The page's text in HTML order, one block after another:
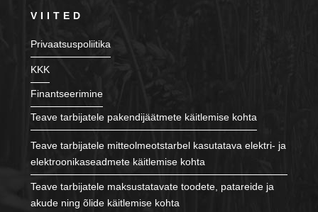
VIITED
Privaatsuspoliitika
KKK
Finantseerimine
Teave tarbijatele pakendijäätmete käitlemise kohta
Teave tarbijatele mitteolmeotstarbel kasutatava elektri- ja
elektroonikaseadmete käitlemise kohta
Teave tarbijatele maksustatavate toodete, patareide ja
akude ning õlide käitlemise kohta